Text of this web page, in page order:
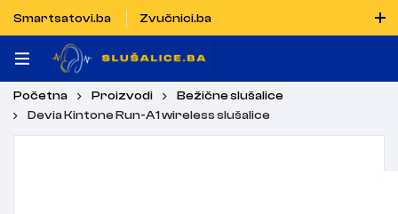
Smartsatovi.ba
Zvučnici.ba
Naručiti možete i porukom putem Vibera i WhatsAppa
Početna Proizvodi
Bežične slušalice
Devia Kintone Run-A1 wireless slušalice